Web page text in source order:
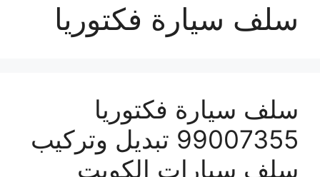
سلف سيارة فكتوريا
سلف سيارة فكتوريا
99007355 تبديل وتركيب
سلف سيارات الكويت